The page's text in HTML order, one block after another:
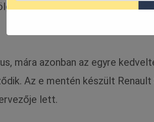
tervezők kezei alól kerültek ki.
mára azonban az egyre
Az e mentén készült
lett.